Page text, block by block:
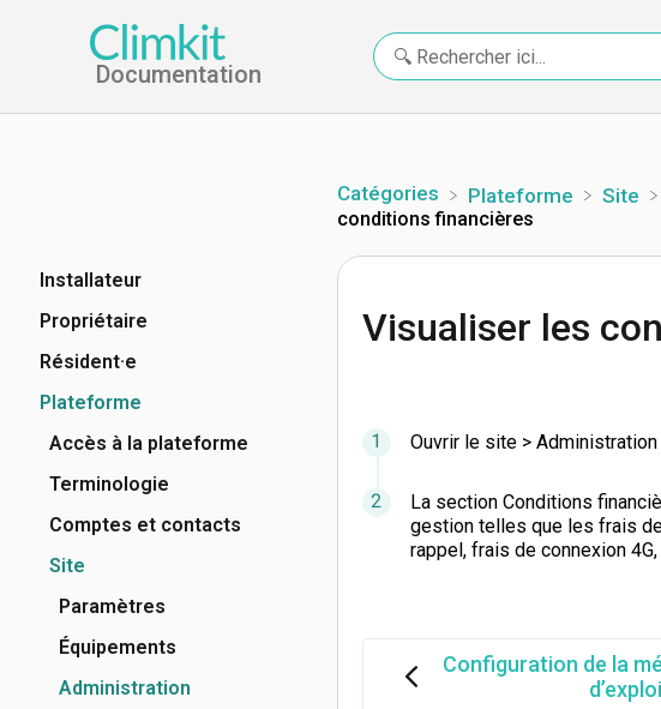
Documentation
Installateur
Propriétaire
Résident·e
Plateforme
Accès à la plateforme
Terminologie
Comptes et contacts
Site
Paramètres
Équipements
Administration
Catégories ​Plateforme ​Site
conditions financières
Visualiser les
Ouvrir le site >
La section Conditions
gestion telles que les frais
rappel, frais de connexion 4G,
Configuration de la